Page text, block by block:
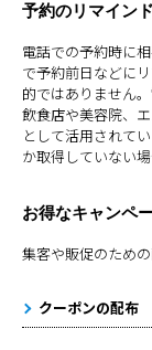
予約のリマイン
電話での予約時に
で予約前日などに
的ではありません。
飲食店や美容院、
として活用されて
か取得していない
お得なキャンペ
集客や販促のための
クーポンの配布